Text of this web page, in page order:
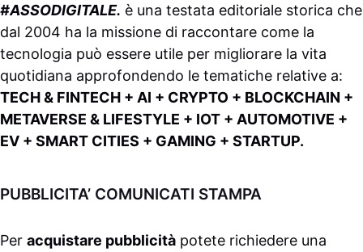
#ASSODIGITALE. è una testata editoriale storica che
dal 2004 ha la missione di raccontare come la
tecnologia può essere utile per migliorare la vita
quotidiana approfondendo le tematiche relative a:
TECH & FINTECH + AI + CRYPTO + BLOCKCHAIN +
METAVERSE & LIFESTYLE + IOT + AUTOMOTIVE +
EV + SMART CITIES + GAMING + STARTUP.
PUBBLICITA’ COMUNICATI STAMPA
Per acquistare pubblicità potete richiedere una